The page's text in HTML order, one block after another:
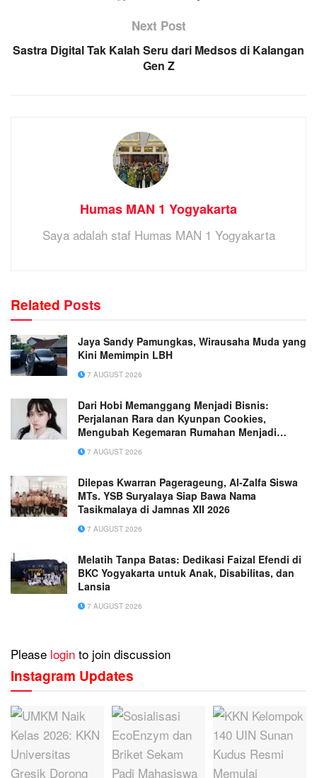
Next Post
Sastra Digital Tak Kalah Seru dari Medsos di Kalangan
Gen Z
Humas MAN 1 Yogyakarta
Saya adalah staf Humas MAN 1 Yogyakarta
Related Posts
Jaya Sandy Pamungkas, Wirausaha Muda yang
Kini Memimpin LBH
7 AUGUST 2026
Dari Hobi Memanggang Menjadi Bisnis:
Perjalanan Rara dan Kyunpan Cookies,
Mengubah Kegemaran Rumahan Menjadi
Usaha Penuh Inspirasi
7 AUGUST 2026
Dilepas Kwarran Pagerageung, Al-Zalfa Siswa
MTs. YSB Suryalaya Siap Bawa Nama
Tasikmalaya di Jamnas XII 2026
7 AUGUST 2026
Melatih Tanpa Batas: Dedikasi Faizal Efendi di
BKC Yogyakarta untuk Anak, Disabilitas, dan
Lansia
7 AUGUST 2026
Please login to join discussion
Instagram Updates